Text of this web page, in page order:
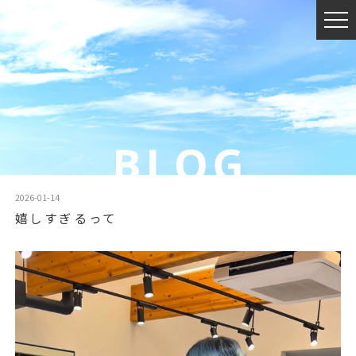
2026-01-14
嬉しすぎるって
動
画
プ
レ
ヤ